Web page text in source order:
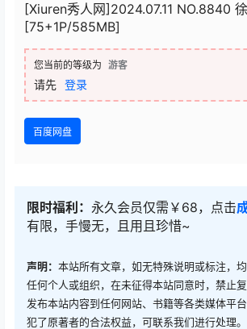
[Xiuren秀人网]2024.07.11 NO.8840
[75+1P/585MB]
您当前的等级为 游客
请先 登录
百度网盘
限时福利： 永久会员仅需￥68，点击
有限，手慢无，且用且珍惜~
声明： 本站所有文章，如无特殊说明或标注，均
任何个人或组织，在未征得本站同意时，禁止复
发布本站内容到任何网站、书籍等各类媒体平
犯了原著者的合法权益，可联系我们进行处理。